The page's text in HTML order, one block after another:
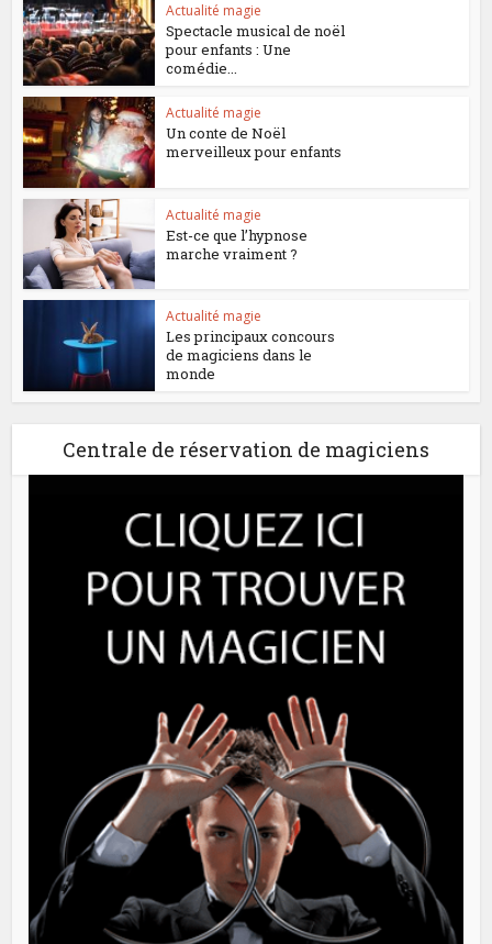
Actualité magie
Spectacle musical de noël
pour enfants : Une
comédie...
Actualité magie
Un conte de Noël
merveilleux pour enfants
Actualité magie
Est-ce que l’hypnose
marche vraiment ?
Actualité magie
Les principaux concours
de magiciens dans le
monde
Centrale de réservation de magiciens